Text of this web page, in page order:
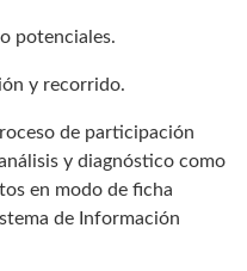
potenciales.
y recorrido.
de participación
y diagnóstico como
en modo de ficha
de Información